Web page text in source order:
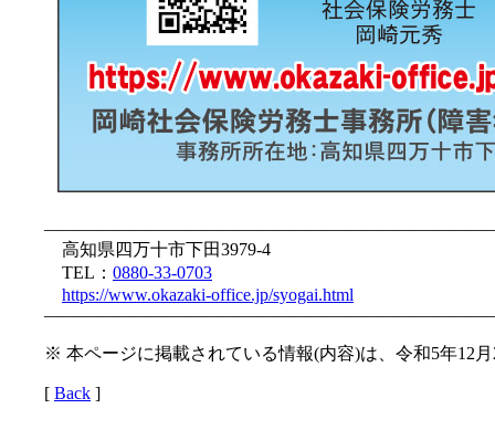
高知県四万十市下田3979-4
TEL： 0880-33-0703
https://www.okazaki-office.jp/syogai.html
※ 本ページに掲載されている情報(内容)は、令和5年12
[ Back ]